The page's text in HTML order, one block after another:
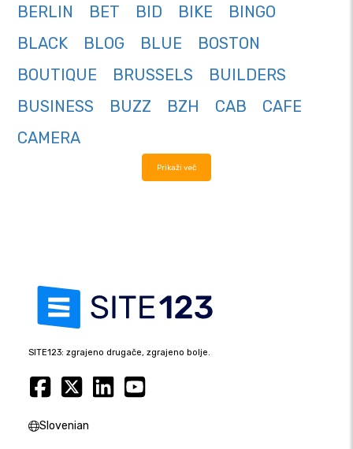
BERLIN
BET BID BIKE
BINGO
BLACK
BLOG BLUE
BOSTON
BOUTIQUE
BRUSSELS
BUILDERS
BUSINESS
BUZZ BZH CAB
CAFE
CAMERA
Prikaži več
SITE123: zgrajeno drugače, zgrajeno bolje.
Slovenian